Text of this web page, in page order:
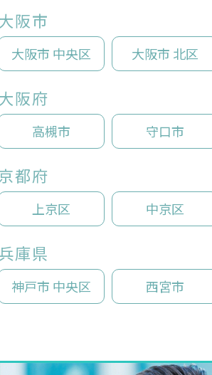
阪市
大阪市 中央区 大阪市 北区
阪府
高槻市 守口市
都府
上京区 中京区
庫県
神戸市 中央区 西宮市